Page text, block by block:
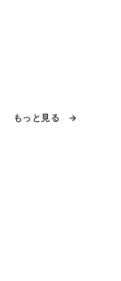
もっと見る